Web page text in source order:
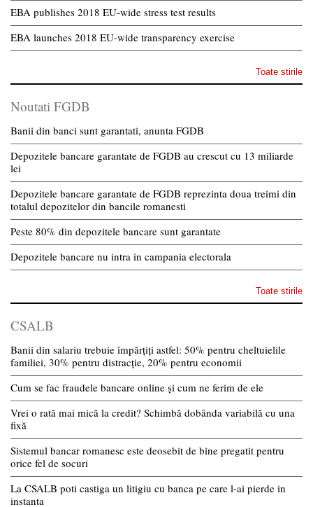
EBA publishes 2018 EU-wide stress test results
EBA launches 2018 EU-wide transparency exercise
Toate stirile
Noutati FGDB
Banii din banci sunt garantati, anunta FGDB
Depozitele bancare garantate de FGDB au crescut cu 13 miliarde
lei
Depozitele bancare garantate de FGDB reprezinta doua treimi din
totalul depozitelor din bancile romanesti
Peste 80% din depozitele bancare sunt garantate
Depozitele bancare nu intra in campania electorala
Toate stirile
CSALB
Banii din salariu trebuie împărțiți astfel: 50% pentru cheltuielile
familiei, 30% pentru distracție, 20% pentru economii
Cum se fac fraudele bancare online și cum ne ferim de ele
Vrei o rată mai mică la credit? Schimbă dobânda variabilă cu una
fixă
Sistemul bancar romanesc este deosebit de bine pregatit pentru
orice fel de socuri
La CSALB poti castiga un litigiu cu banca pe care l-ai pierde in
instanta